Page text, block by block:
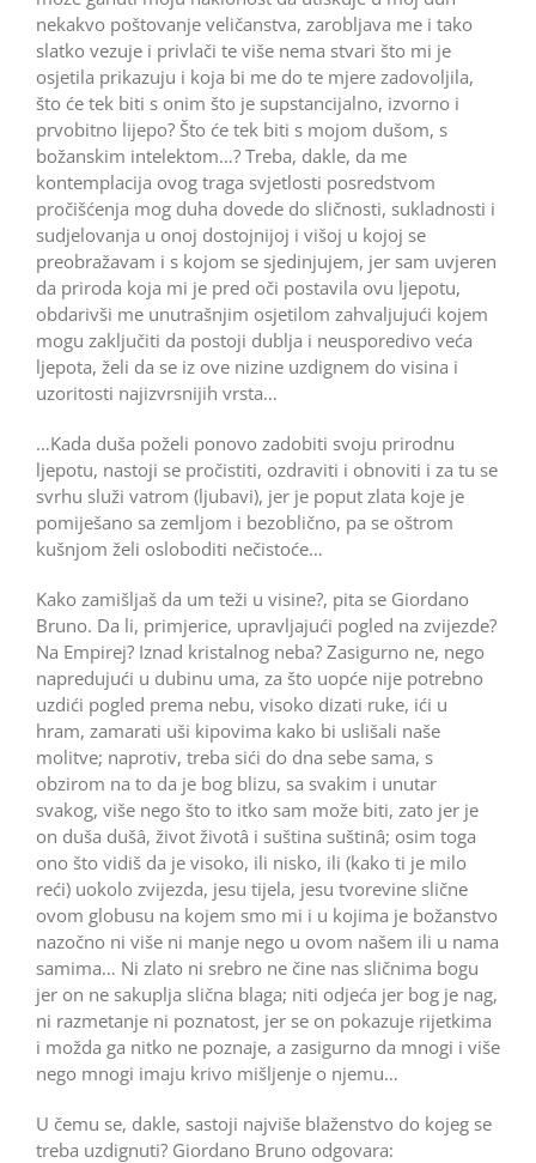
nekakvo poštovanje veličanstva, zarobljava me i tako
slatko vezuje i privlači te više nema stvari što mi je
osjetila prikazuju i koja bi me do te mjere zadovoljila,
što će tek biti s onim što je supstancijalno, izvorno i
prvobitno lijepo? Što će tek biti s mojom dušom, s
božanskim inte­lektom…? Treba, dakle, da me
kontemplacija ovog traga svjetlosti posredstvom
pročišćenja mog duha dovede do sličnosti, sukladnosti i
sudjelovanja u onoj dostojnijoj i višoj u kojoj se
preobražavam i s kojom se sjedinjujem, jer sam uvjeren
da priroda koja mi je pred oči postavila ovu ljepotu,
obdarivši me unutrašnjim osjetilom zahvaljujući kojem
mogu zaključiti da postoji dublja i neusporedivo veća
ljepota, želi da se iz ove nizine uzdignem do visina i
uzoritosti najizvrsnijih vrsta…
…Kada duša poželi ponovo zadobiti svoju prirodnu
ljepotu, nastoji se pročistiti, ozdraviti i obnoviti i za tu se
svrhu služi vatrom (ljubavi), jer je poput zlata koje je
pomiješano sa zemljom i bezoblično, pa se oštrom
kušnjom želi osloboditi nečistoće…
Kako zamišljaš da um teži u visine?, pita se Giordano
Bruno. Da li, primjerice, upravljajući pogled na zvijezde?
Na Empirej? Iznad kristalnog neba? Zasigurno ne, nego
napredujući u dubinu uma, za što uopće nije potrebno
uzdići pogled prema nebu, visoko dizati ruke, ići u
hram, zamarati uši kipovima kako bi uslišali naše
molitve; naprotiv, treba sići do dna sebe sama, s
obzirom na to da je bog blizu, sa svakim i unutar
svakog, više nego što to itko sam može biti, zato jer je
on duša dušâ, život životâ i suština suštinâ; osim toga
ono što vidiš da je visoko, ili nisko, ili (kako ti je milo
reći) uokolo zvijezda, jesu tijela, jesu tvorevine slične
ovom globusu na kojem smo mi i u kojima je božanstvo
nazočno ni više ni manje nego u ovom našem ili u nama
samima… Ni zlato ni srebro ne čine nas sličnima bogu
jer on ne sakuplja slična blaga; niti odjeća jer bog je nag,
ni razmetanje ni poznatost, jer se on pokazuje rijetkima
i možda ga nitko ne poznaje, a zasigurno da mnogi i više
nego mnogi imaju krivo mišljenje o njemu…
U čemu se, dakle, sastoji najviše blaženstvo do kojeg se
treba uzdi­gnuti? Giordano Bruno odgovara: